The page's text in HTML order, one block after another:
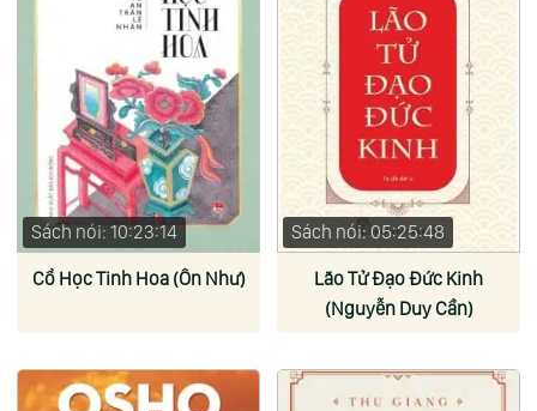
Sách nói: 10:23:14
Cổ Học Tinh Hoa (Ôn Như)
Sách nói: 05:25:48
Lão Tử Đạo Đức Kinh
(Nguyễn Duy Cần)